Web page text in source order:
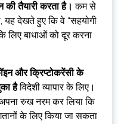
की तैयारी करता है।कम से
यह देखते हुए कि वे “सहयोगी
लिए बाधाओं को दूर करना
और क्रिप्टोकरेंसी के
हैविदेशी व्यापार के लिए।
रुख नरम कर लिया कि
के लिए किया जा सकता